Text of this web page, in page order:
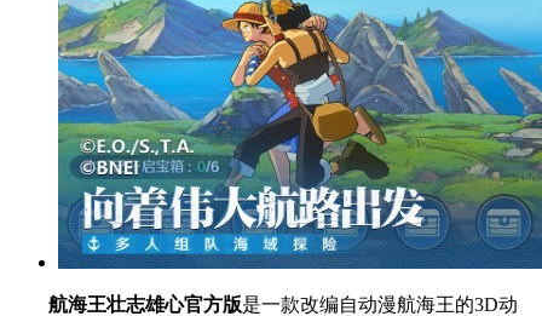
航海王壮志雄心官方版是一款改编自动漫航海王的3D动